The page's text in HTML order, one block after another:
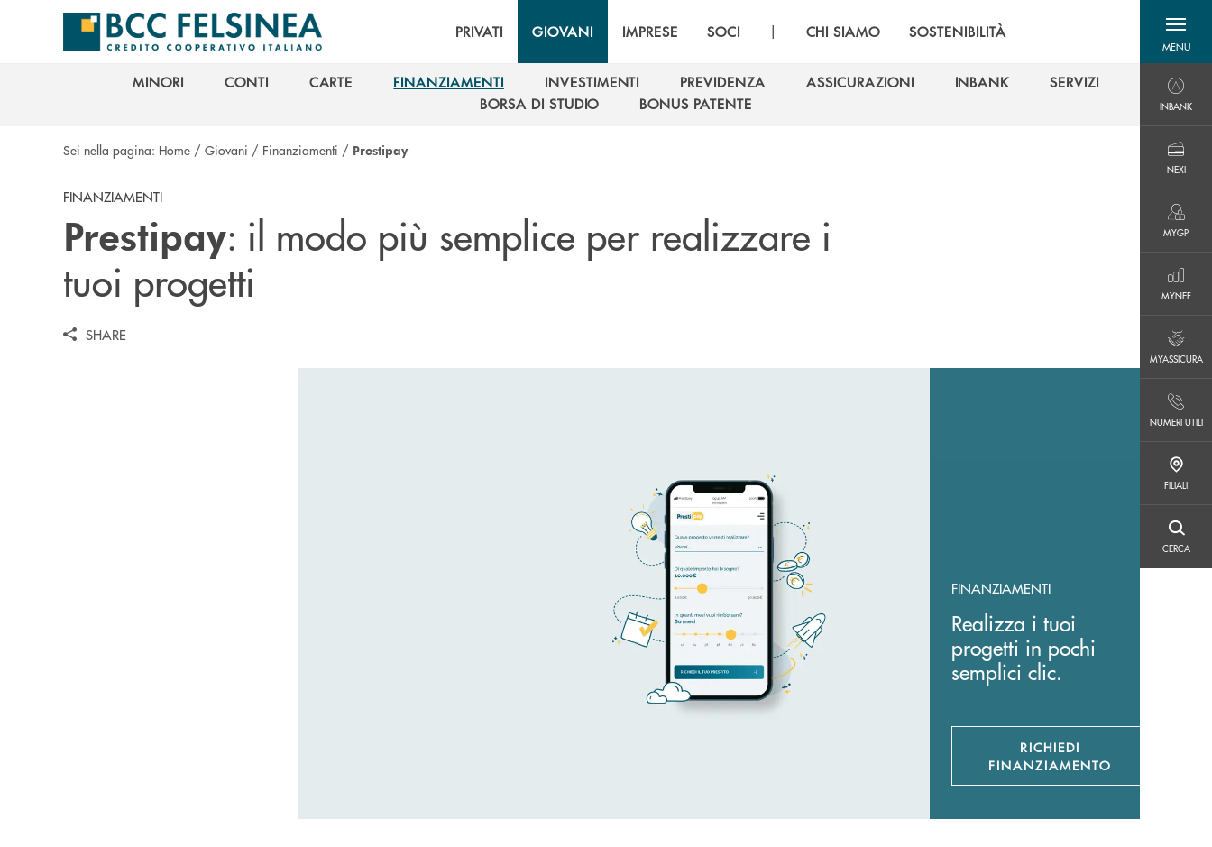
Salta al contenuto principale
PRIVATI GIOVANI IMPRESE SOCI | CHI SIAMO SOSTENIBILITÀ
MENU
menu
INBANK
INBANK
NEXI
MYGP
MYNEF
MYASSICURA
NUMERI UTILI
FILIALI
CERCA
MINORI
CONTI
CARTE
FINANZIAMENTI
FINANZIAMENTI
INVESTIMENTI
INVESTIMENTI
PREVIDENZA
PREVIDENZA
ASSICURAZIONI
INBANK
SERVIZI
BORSA DI STUDIO
BONUS PATENTE
Sei nella pagina: Home / Giovani / Finanziamenti / Prestipay
FINANZIAMENTI
Prestipay: il modo più semplice per realizzare i
tuoi progetti
SHARE
FINANZIAMENTI
Realizza i tuoi
progetti in pochi
semplici clic.
RICHIEDI
FINANZIAMENTOAPRE UNA NUOVA